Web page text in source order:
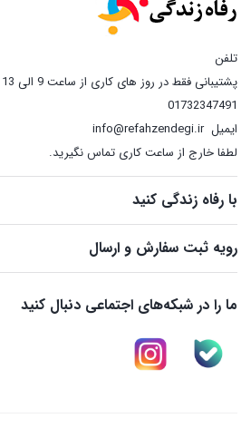
تلفن
پشتیبانی فقط در روز های کاری از ساعت 9 الی 13 و 17 الی 20، 09022442002
01732347491
ایمیلinfo@refahzendegi.ir
لطفا خارج از ساعت کاری تماس نگیرید.
با رفاه زندگی کنید
رویه ثبت سفارش و ارسال
ما را در شبکه‌های اجتماعی دنبال کنید